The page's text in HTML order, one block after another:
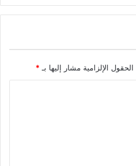
الحقول الإلزامية مشار إليها بـ *